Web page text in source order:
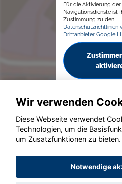
Für die Aktivierung
Navigationsdienste ist
Zustimmung zu den
Datenschutzrichtlinien
Drittanbieter Google
© konjunkturmotor.de
Wir verwenden
Diese Webseite verwendet
Technologien, um die
um Zusatzfunktionen zu bieten.
Notwendige